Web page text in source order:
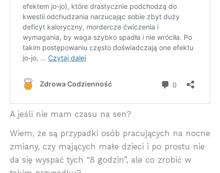
A jeśli nie mam czasu na sen?
Wiem, że są przypadki osób pracujących na nocne
zmiany, czy mających małe dzieci i po prostu nie
da się wyspać tych “8 godzin”, ale co zrobić w